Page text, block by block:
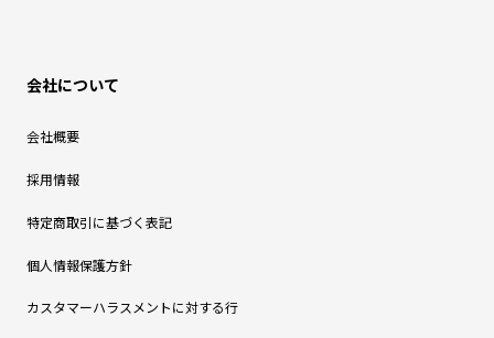
会社について
会社概要
採用情報
特定商取引に基づく表記
個人情報保護方針
カスタマーハラスメントに対する行